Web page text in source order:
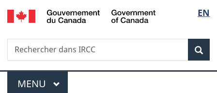
Passer
au
Passer
à
du
Passer
à
simplifiée
de
la
EN
Recherche
Rechercher
dans
Menu
MENU PRINCIPAL